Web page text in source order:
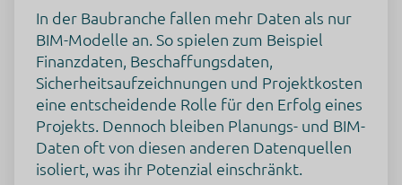
In der Baubranche fallen mehr Daten als nur
BIM-Modelle an. So spielen zum Beispiel
Finanzdaten, Beschaffungsdaten,
Sicherheitsaufzeichnungen und Projektkosten
eine entscheidende Rolle für den Erfolg eines
Projekts. Dennoch bleiben Planungs- und BIM-
Daten oft von diesen anderen Datenquellen
isoliert, was ihr Potenzial einschränkt.
werden. Die Daten müssen gelöscht werden, sobald sie für
die angegebenen Verarbeitungszwecke nicht mehr benötigt
werden.
Die Daten werden nach 14 Tagen Abruf gelöscht.
Datenempfänger
Alphabet Inc.
Google LLC
Google Ireland Limited
Datenschutzbeauftragter der verarbeitenden Firma